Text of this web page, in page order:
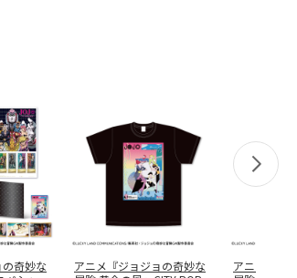
奇妙な
アニメ『ジョジョの奇妙な
アニメ『ジ